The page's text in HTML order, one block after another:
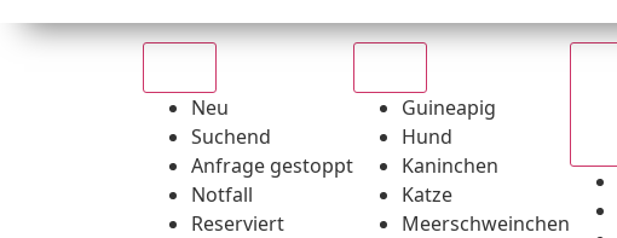
Neu
Suchend
Anfrage gestoppt
Notfall
Reserviert
Guineapig
Hund
Kaninchen
Katze
Meerschweinchen